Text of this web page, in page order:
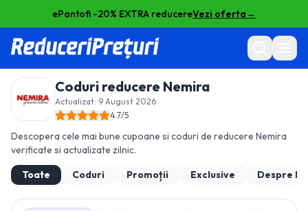
ePantofi -20% EXTRA reducereVezi oferta→
Coduri reducere Nemira
Actualizat: 9 August 2026
4.7/5
Descopera cele mai bune cupoane si coduri de reducere Nemira
verificate si actualizate zilnic.
Toate
Coduri Promoții Exclusive Despre